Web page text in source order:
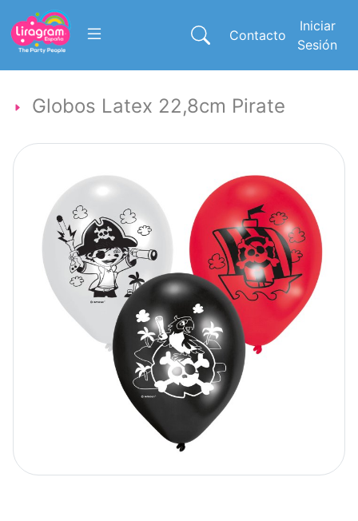
Contacto
Iniciar
Sesión
Globos Latex 22,8cm Pirate